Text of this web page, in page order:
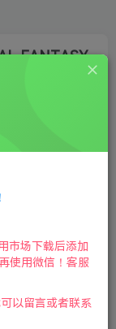
FANTASY
③ 游戏运行
文|支持键盘.鼠
市场下载后添加
使用微信！客服
以留言或者联系